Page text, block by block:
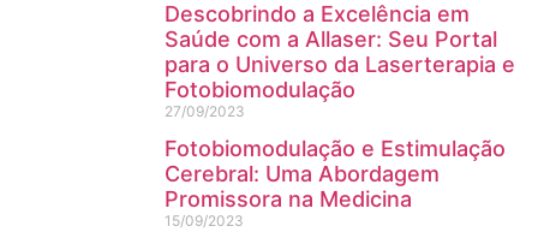
Descobrindo a Excelência em
Saúde com a Allaser: Seu Portal
para o Universo da Laserterapia e
Fotobiomodulação
27/09/2023
Fotobiomodulação e Estimulação
Cerebral: Uma Abordagem
Promissora na Medicina
15/09/2023